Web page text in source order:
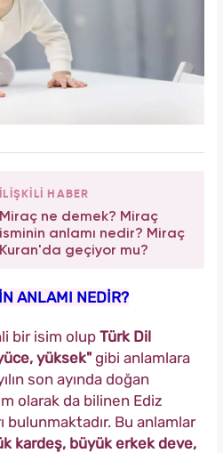
İLİŞKİLİ HABER
Miraç ne demek? Miraç
isminin anlamı nedir? Miraç
Kuran'da geçiyor mu?
ANLAMI NEDİR?
bir isim olup Türk Dil
yüksek"gibi anlamlara
son ayında doğan
olarak da bilinen Ediz
bulunmaktadır. Bu anlamlar
kardeş, büyük erkek deve,